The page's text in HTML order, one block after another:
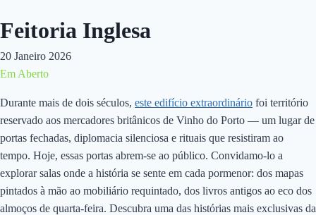
Feitoria Inglesa
20 Janeiro 2026
Em Aberto
Durante mais de dois séculos, este edifício extraordinário foi território
reservado aos mercadores britânicos de Vinho do Porto — um lugar de
portas fechadas, diplomacia silenciosa e rituais que resistiram ao
tempo. Hoje, essas portas abrem-se ao público. Convidamo-lo a
explorar salas onde a história se sente em cada pormenor: dos mapas
pintados à mão ao mobiliário requintado, dos livros antigos ao eco dos
almoços de quarta-feira. Descubra uma das histórias mais exclusivas da